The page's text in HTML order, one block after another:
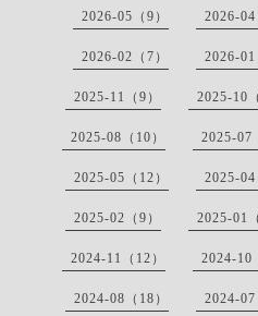
2026-05（9） 2026-04
2026-02（7） 2026-01
2025-11（9） 2025-10
2025-08（10） 2025-07
2025-05（12） 2025-04
2025-02（9） 2025-01
2024-11（12） 2024-10
2024-08（18） 2024-07